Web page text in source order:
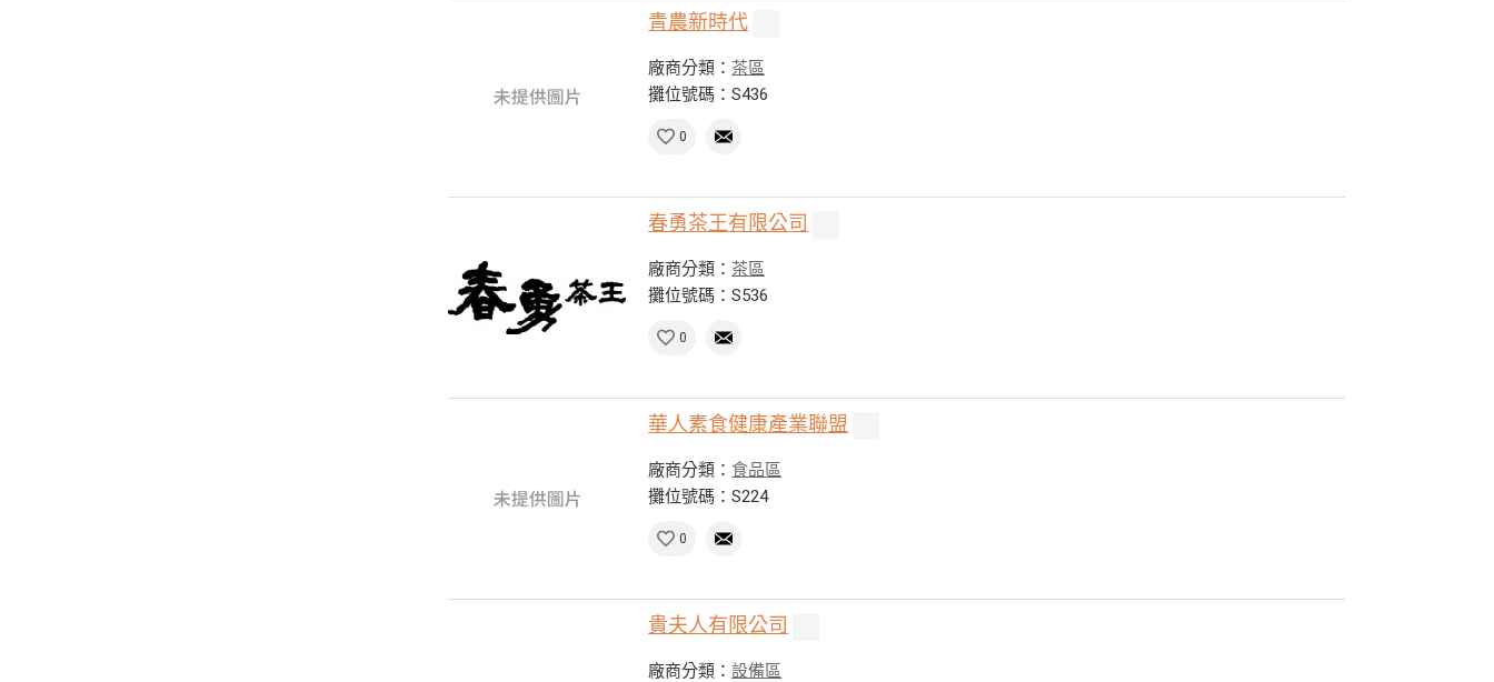
青農新時代
廠商分類：茶區
攤位號碼：S436
0
春勇茶王有限公司
廠商分類：茶區
攤位號碼：S536
0
華人素食健康產業聯盟
廠商分類： 食品區
攤位號碼：S224
0
貴夫人有限公司
廠商分類：設備區